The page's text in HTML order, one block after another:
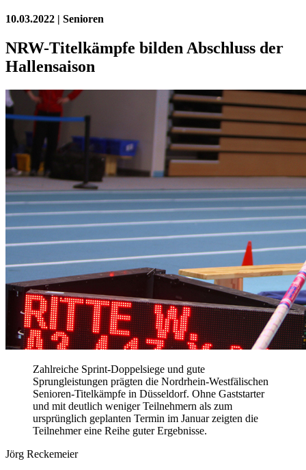
10.03.2022 | Senioren
NRW-Titelkämpfe bilden Abschluss der
Hallensaison
Zahlreiche Sprint-Doppelsiege und gute
Sprungleistungen prägten die Nordrhein-Westfälischen
Senioren-Titelkämpfe in Düsseldorf. Ohne Gaststarter
und mit deutlich weniger Teilnehmern als zum
ursprünglich geplanten Termin im Januar zeigten die
Teilnehmer eine Reihe guter Ergebnisse.
Jörg Reckemeier